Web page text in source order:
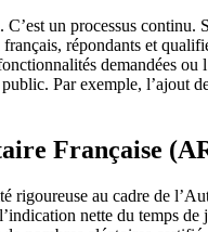
un processus
répondants et
demandées
Par exemple,
Française
rigoureuse au cadre de
nette du temps